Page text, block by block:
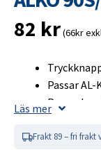
82 kr(66kr
Passar AL-
Passar
Läs mer
Frakt 89 – fri frakt